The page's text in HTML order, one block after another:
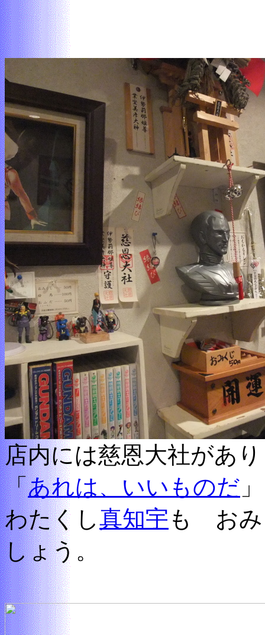
店内には慈恩大社があ
「あれは、いいものだ 」
わたくし真知宇 も おみ
しょう。